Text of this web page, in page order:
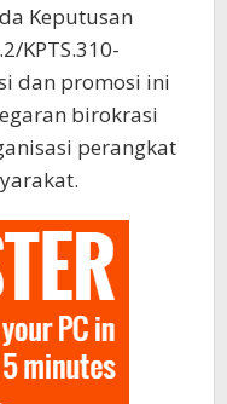
Keputusan
KPTS.310-
dan promosi ini
birokrasi
perangkat